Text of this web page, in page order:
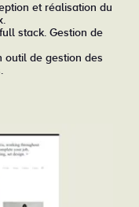
et réalisation du
stack. Gestion de
outil de gestion des